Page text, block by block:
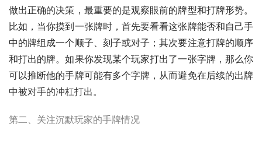
做出正确的决策，最重要的是观察眼前的牌型和打牌形势。
比如，当你摸到一张牌时，首先要看看这张牌能否和自己手
中的牌组成一个顺子、刻子或对子；其次要注意打牌的顺序
和打出的牌。如果你发现某个玩家打出了一张字牌，那么你
可以推断他的手牌可能有多个字牌，从而避免在后续的出牌
中被对手的冲杠打出。
第二、关注沉默玩家的手牌情况